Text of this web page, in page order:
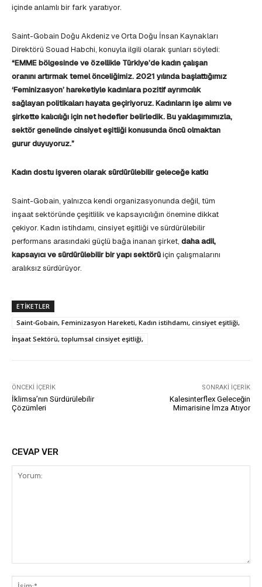
içinde anlamlı bir fark yaratıyor.
Saint-Gobain Doğu Akdeniz ve Orta Doğu İnsan Kaynakları
Direktörü Souad Habchi, konuyla ilgili olarak şunları söyledi:
“EMME bölgesinde ve özellikle Türkiye’de kadın çalışan
oranını artırmak temel önceliğimiz. 2021 yılında başlattığımız
‘Feminizasyon’ hareketiyle kadınlara pozitif ayrımcılık
sağlayan politikaları hayata geçiriyoruz. Kadınların işe alımı ve
şirkette kalıcılığı için net hedefler belirledik. Bu yaklaşımımızla,
sektör genelinde cinsiyet eşitliği konusunda öncü olmaktan
gurur duyuyoruz.”
Kadın dostu işveren olarak sürdürülebilir geleceğe katkı
Saint-Gobain, yalnızca kendi organizasyonunda değil, tüm
inşaat sektöründe çeşitlilik ve kapsayıcılığın önemine dikkat
çekiyor. Kadın istihdamı, cinsiyet eşitliği ve sürdürülebilir
performans arasındaki güçlü bağa inanan şirket, daha adil,
kapsayıcı ve sürdürülebilir bir yapı sektörüiçin çalışmalarını
aralıksız sürdürüyor.
ETIKETLER
Saint-Gobain, Feminizasyon Hareketi, Kadın istihdamı, cinsiyet eşitliği,
İnşaat Sektörü, toplumsal cinsiyet eşitliği,
ÖNCEKI İÇERIK
İklimsa’nın Sürdürülebilir
Çözümleri
SONRAKI İÇERIK
Kalesinterflex Geleceğin
Mimarisine İmza Atıyor
CEVAP VER